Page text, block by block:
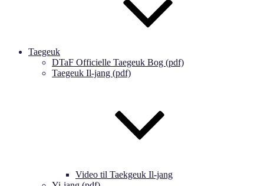
Taegeuk
DTaF Officielle Taegeuk Bog (pdf)
Taegeuk Il-jang (pdf)
Video til Taekgeuk Il-jang